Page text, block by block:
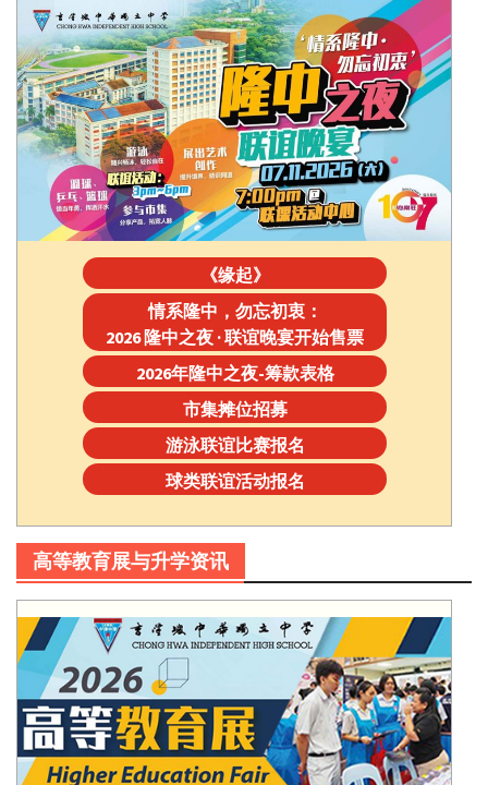
《缘起》
情系隆中，勿忘初衷：
2026 隆中之夜 · 联谊晚宴开始售票
2026年隆中之夜-筹款表格
市集摊位招募
游泳联谊比赛报名
球类联谊活动报名
高等教育展与升学资讯